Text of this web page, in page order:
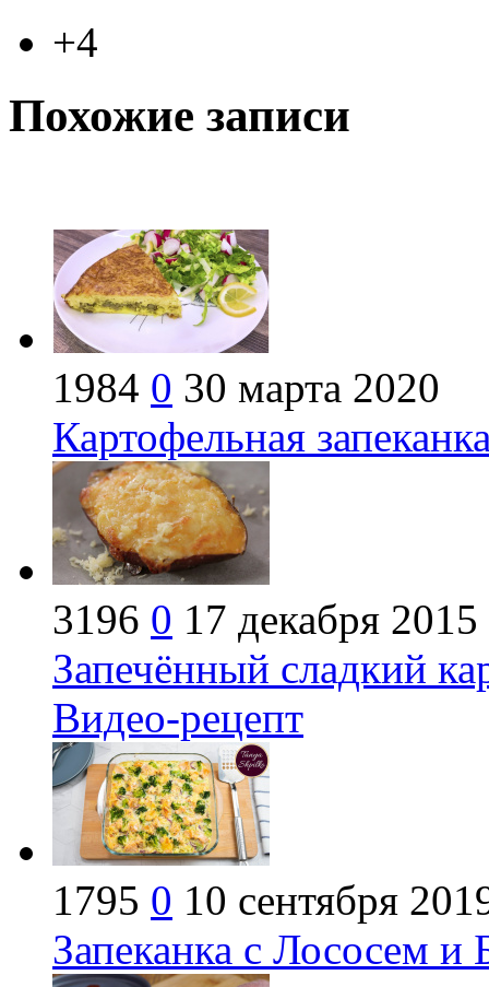
+4
Похожие записи
1984 0 30 марта 2020
Картофельная
3196 0 17 декабря 2015
Запечённый сладкий
Видео-рецепт
1795 0 10 сентября
Запеканка с Лососем и